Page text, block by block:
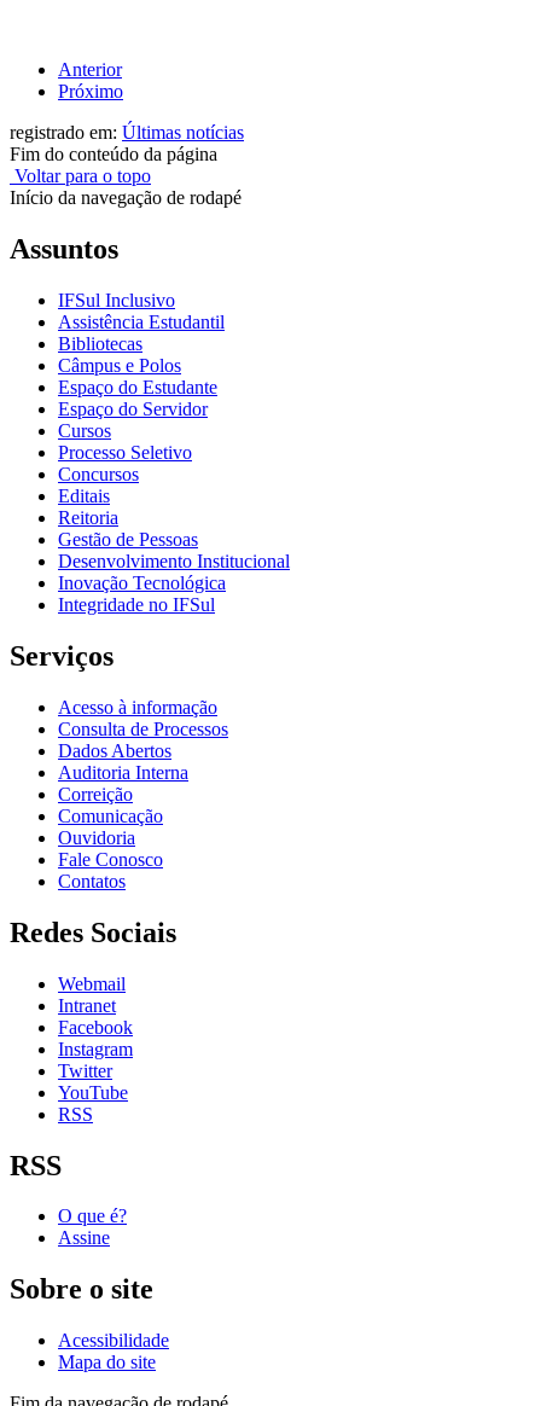
Anterior
Próximo
registrado em: Últimas notícias
Fim do conteúdo da página
Voltar para o topo
Início da navegação de rodapé
Assuntos
IFSul Inclusivo
Assistência Estudantil
Bibliotecas
Câmpus e Polos
Espaço do Estudante
Espaço do Servidor
Cursos
Processo Seletivo
Concursos
Editais
Reitoria
Gestão de Pessoas
Desenvolvimento Institucional
Inovação Tecnológica
Integridade no IFSul
Serviços
Acesso à informação
Consulta de Processos
Dados Abertos
Auditoria Interna
Correição
Comunicação
Ouvidoria
Fale Conosco
Contatos
Redes Sociais
Webmail
Intranet
Facebook
Instagram
Twitter
YouTube
RSS
RSS
O que é?
Assine
Sobre o site
Acessibilidade
Mapa do site